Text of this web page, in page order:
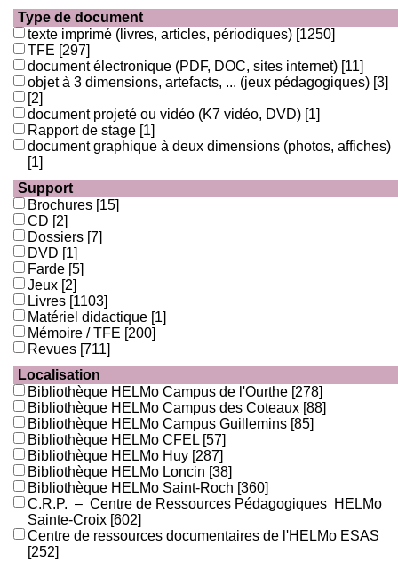
Type de document
texte imprimé (livres, articles, périodiques) [1250]
TFE [297]
document électronique (PDF, DOC, sites internet) [11]
objet à 3 dimensions, artefacts, ... (jeux pédagogiques) [3]
[2]
document projeté ou vidéo (K7 vidéo, DVD) [1]
Rapport de stage [1]
document graphique à deux dimensions (photos, affiches)
[1]
Support
Brochures [15]
CD [2]
Dossiers [7]
DVD [1]
Farde [5]
Jeux [2]
Livres [1103]
Matériel didactique [1]
Mémoire / TFE [200]
Revues [711]
Localisation
Bibliothèque HELMo Campus de l'Ourthe [278]
Bibliothèque HELMo Campus des Coteaux [88]
Bibliothèque HELMo Campus Guillemins [85]
Bibliothèque HELMo CFEL [57]
Bibliothèque HELMo Huy [287]
Bibliothèque HELMo Loncin [38]
Bibliothèque HELMo Saint-Roch [360]
C.R.P. – Centre de Ressources Pédagogiques HELMo
Sainte-Croix [602]
Centre de ressources documentaires de l'HELMo ESAS
[252]